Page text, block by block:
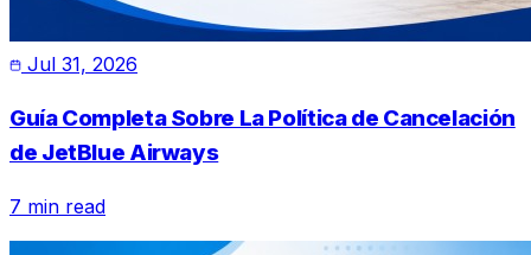
Jul 31, 2026
Guía Completa Sobre La Política de Cancelación
de JetBlue Airways
7 min read